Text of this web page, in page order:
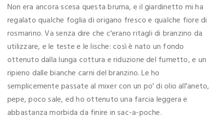
Non era ancora scesa questa bruma, e il giardinetto mi ha
regalato qualche foglia di origano fresco e qualche fiore di
rosmarino. Va senza dire che c'erano ritagli di branzino da
utilizzare, e le teste e le lische: così è nato un fondo
ottenuto dalla lunga cottura e riduzione del fumetto, e un
ripieno dalle bianche carni del branzino. Le ho
semplicemente passate al mixer con un po' di olio all'aneto,
pepe, poco sale, ed ho ottenuto una farcia leggera e
abbastanza morbida da finire in sac-a-poche.